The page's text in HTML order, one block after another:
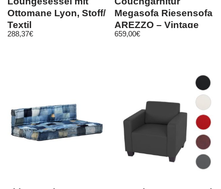
Ottomane Lyon, Stoff/
Textil
288,37€
Megasofa Riesensofa
AREZZO – Vintage
Schwarz
659,00€